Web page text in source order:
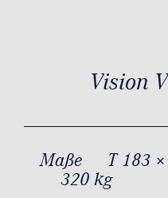
Vision
Maße T 183
320 kg